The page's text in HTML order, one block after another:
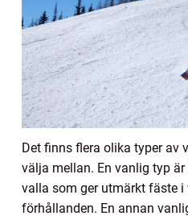
Det finns flera olika typer av
välja mellan. En vanlig typ
valla som ger utmärkt fäste i
förhållanden. En annan